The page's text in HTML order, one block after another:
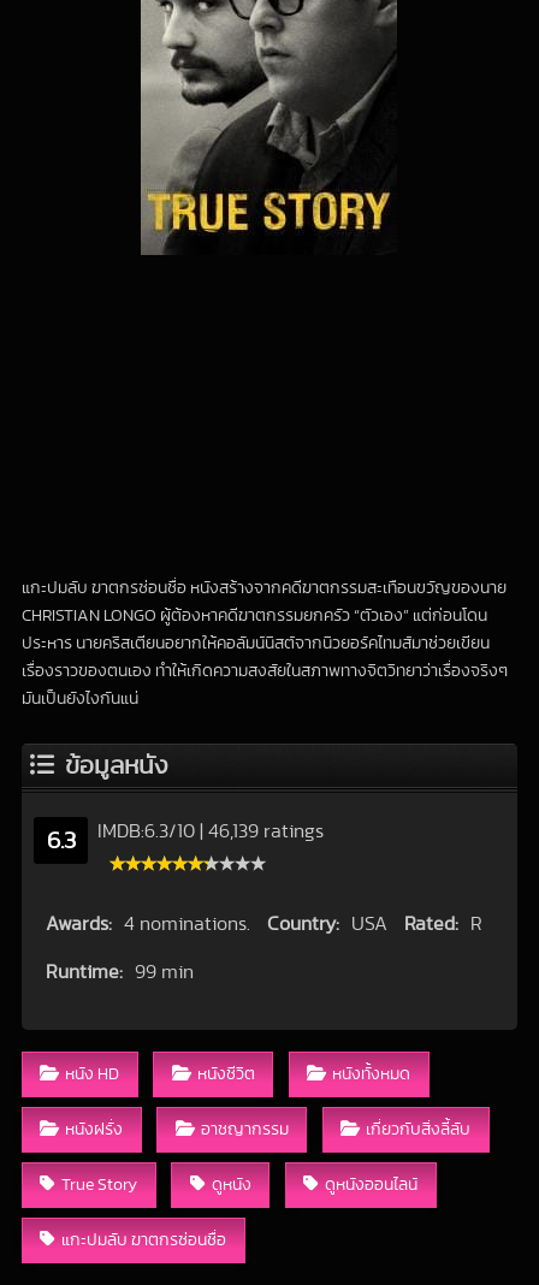
แกะปมลับ ฆาตกรซ่อนชื่อ หนังสร้างจากคดีฆาตกรรมสะเทือนขวัญของนาย
CHRISTIAN LONGO ผู้ต้องหาคดีฆาตกรรมยกครัว “ตัวเอง” แต่ก่อนโดน
ประหาร นายคริสเตียนอยากให้คอลัมน์นิสต์จากนิวยอร์คไทมส์มาช่วยเขียน
เรื่องราวของตนเอง ทำให้เกิดความสงสัยในสภาพทางจิตวิทยาว่าเรื่องจริงๆ
มันเป็นยังไงกันแน่
ข้อมูลหนัง
6.3 IMDB:6.3/10 46,139 ratings
Awards: 4 nominations. Country: USA Rated: R
Runtime: 99 min
หนัง HD หนังชีวิต หนังทั้งหมด
หนังฝรั่ง อาชญากรรม เกี่ยวกับสิ่งลี้ลับ
True Story ดูหนัง ดูหนังออนไลน์
แกะปมลับ ฆาตกรซ่อนชื่อ